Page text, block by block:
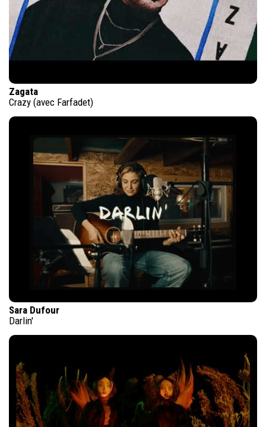
Zagata
Crazy (avec Farfadet)
Sara Dufour
Darlin'